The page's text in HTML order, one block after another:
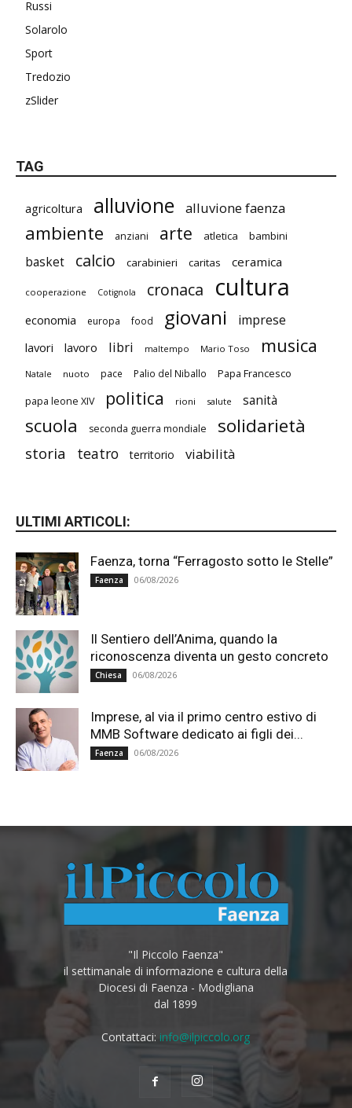
Russi
Solarolo
Sport
Tredozio
zSlider
TAG
agricoltura alluvione alluvione faenza
ambiente anziani arte atletica bambini
basket calcio carabinieri caritas ceramica
cooperazione Cotignola cronaca cultura
economia europa food giovani imprese
lavori lavoro libri maltempo Mario Toso musica
Natale nuoto pace Palio del Niballo Papa Francesco
papa leone XIV politica rioni salute sanità
scuola seconda guerra mondiale solidarietà
storia teatro territorio viabilità
ULTIMI ARTICOLI:
Faenza, torna “Ferragosto sotto le Stelle”
Faenza 06/08/2026
Il Sentiero dell’Anima, quando la
riconoscenza diventa un gesto concreto
Chiesa 06/08/2026
Imprese, al via il primo centro estivo di
MMB Software dedicato ai figli dei...
Faenza 06/08/2026
"Il Piccolo Faenza"
il settimanale di informazione e cultura della
Diocesi di Faenza - Modigliana
dal 1899
Contattaci: info@ilpiccolo.org